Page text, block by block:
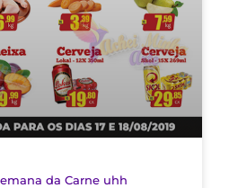
da Carne uhh